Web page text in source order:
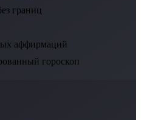
границ
аффирмаций
гороскоп